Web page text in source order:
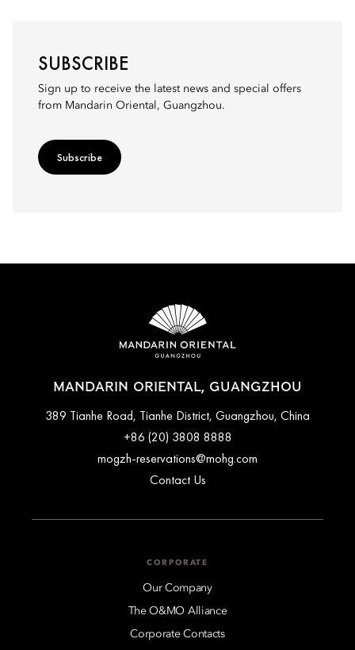
SUBSCRIBE
Sign up to receive the latest news and special offers
from Mandarin Oriental, Guangzhou.
Subscribe
MANDARIN ORIENTAL, GUANGZHOU
389 Tianhe Road, Tianhe District, Guangzhou, China
+86 (20) 3808 8888
mogzh-reservations@mohg.com
Contact Us
CORPORATE
Our Company
The O&MO Alliance
Corporate Contacts